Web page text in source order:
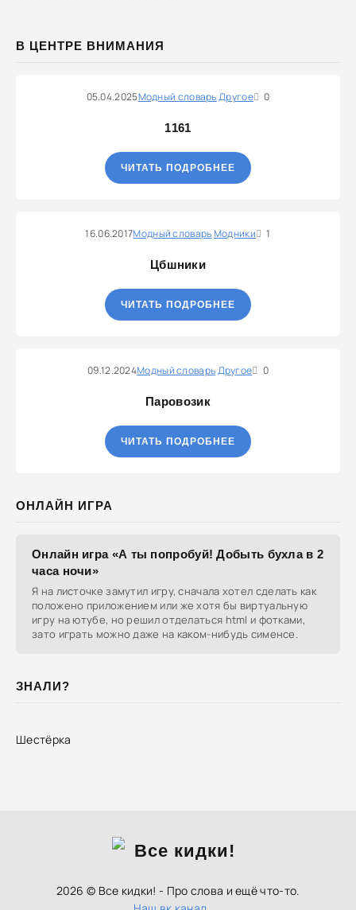
В ЦЕНТРЕ ВНИМАНИЯ
05.04.2025Модный словарьДругое 0
1161
ЧИТАТЬ ПОДРОБНЕЕ
16.06.2017Модный словарьМодники 1
Цбшники
ЧИТАТЬ ПОДРОБНЕЕ
09.12.2024Модный словарьДругое 0
Паровозик
ЧИТАТЬ ПОДРОБНЕЕ
ОНЛАЙН ИГРА
Онлайн игра «А ты попробуй! Добыть бухла в 2
часа ночи»
Я на листочке замутил игру, сначала хотел сделать как
положено приложением или же хотя бы виртуальную
игру на ютубе, но решил отделаться html и фотками,
зато играть можно даже на каком-нибудь сименсе.
ЗНАЛИ?
Шестёрка
2026 © Все кидки! - Про слова и ещё что-то.